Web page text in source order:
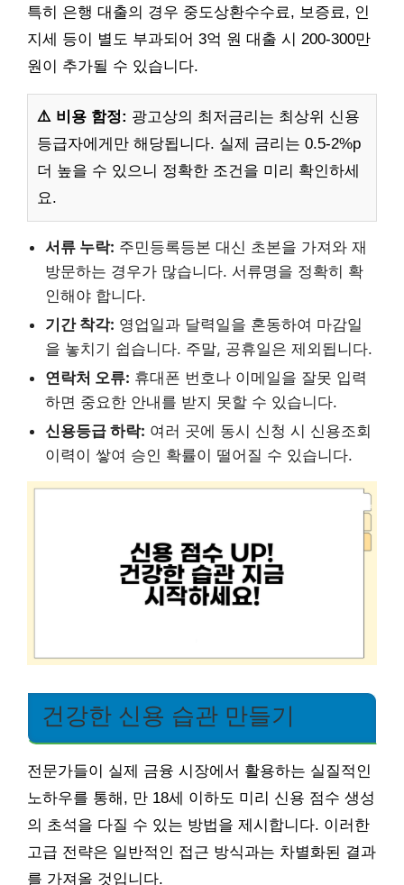
특히 은행 대출의 경우 중도상환수수료, 보증료, 인
지세 등이 별도 부과되어 3억 원 대출 시 200-300만
원이 추가될 수 있습니다.
⚠️ 비용 함정: 광고상의 최저금리는 최상위 신용
등급자에게만 해당됩니다. 실제 금리는 0.5-2%p
더 높을 수 있으니 정확한 조건을 미리 확인하세
요.
서류 누락: 주민등록등본 대신 초본을 가져와 재
방문하는 경우가 많습니다. 서류명을 정확히 확
인해야 합니다.
기간 착각: 영업일과 달력일을 혼동하여 마감일
을 놓치기 쉽습니다. 주말, 공휴일은 제외됩니다.
연락처 오류: 휴대폰 번호나 이메일을 잘못 입력
하면 중요한 안내를 받지 못할 수 있습니다.
신용등급 하락: 여러 곳에 동시 신청 시 신용조회
이력이 쌓여 승인 확률이 떨어질 수 있습니다.
건강한 신용 습관 만들기
전문가들이 실제 금융 시장에서 활용하는 실질적인
노하우를 통해, 만 18세 이하도 미리 신용 점수 생성
의 초석을 다질 수 있는 방법을 제시합니다. 이러한
고급 전략은 일반적인 접근 방식과는 차별화된 결과
를 가져올 것입니다.